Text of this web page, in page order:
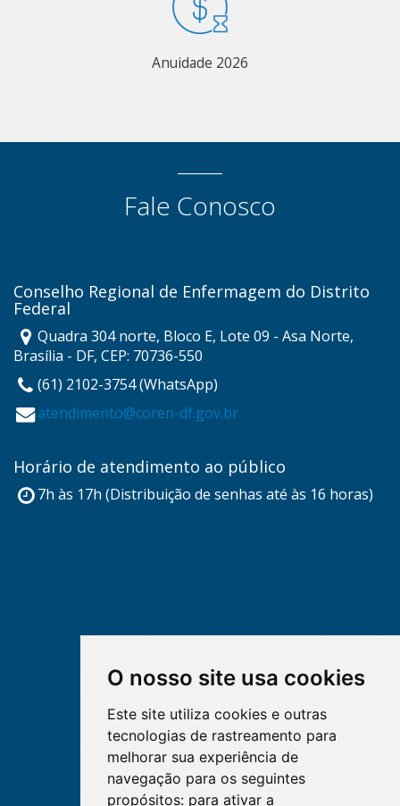
O nosso site usa cookies
Este site utiliza cookies e outras
tecnologias de rastreamento para
melhorar sua experiência de
navegação para os seguintes
propósitos: para ativar a
Anuidade 2026
Fale Conosco
Conselho Regional de Enfermagem do Distrito
Federal
Quadra 304 norte, Bloco E, Lote 09 - Asa Norte,
Brasília - DF, CEP: 70736-550
(61) 2102-3754 (WhatsApp)
atendimento@coren-df.gov.br
Horário de atendimento ao público
7h às 17h (Distribuição de senhas até às 16 horas)